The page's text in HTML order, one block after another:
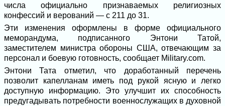
числа официально признаваемых религиозных
конфессий и верований — с 211 до 31.
Эти изменения оформлены в форме официального
меморандума, подписанного Энтони Татой,
заместителем министра обороны США, отвечающим за
персонал и боевую готовность, сообщает Military.com.
Энтони Тата отметил, что доработанный перечень
позволит капелланам иметь под рукой ясную и легко
доступную информацию. Это улучшит их способность
предугадывать потребности военнослужащих в духовной